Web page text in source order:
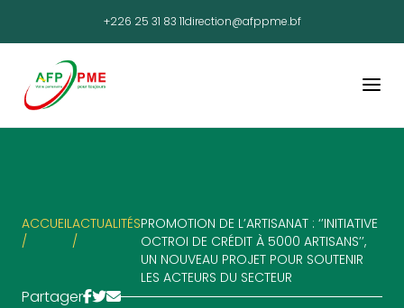
+226 25 31 83 11direction@afppme.bf
ACCUEIL
/
ACTUALITÉS
/
PROMOTION DE L’ARTISANAT : ‘’INITIATIVE
OCTROI DE CRÉDIT À 5000 ARTISANS’’,
UN NOUVEAU PROJET POUR SOUTENIR
LES ACTEURS DU SECTEUR
Partager